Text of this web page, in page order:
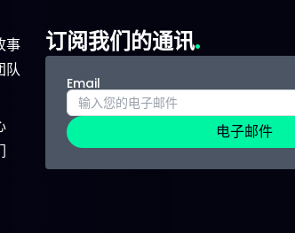
事
队
订阅我们的通讯
Email
电子邮件